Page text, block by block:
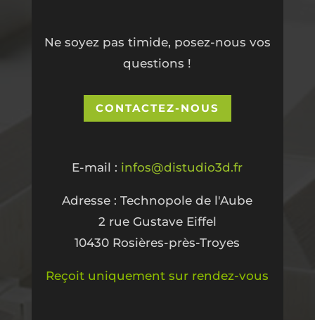
Ne soyez pas timide, posez-nous vos
questions !
CONTACTEZ-NOUS
E-mail : infos@distudio3d.fr
Adresse : Technopole de l'Aube
2 rue Gustave Eiffel
10430 Rosières-près-Troyes
Reçoit uniquement sur rendez-vous